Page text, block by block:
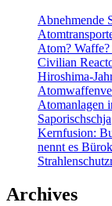
Abnehmende
Atom?
Civilian
Hiroshima-
Atomanlagen
Saporischschja
Kernfusion:
nennt es
Archives